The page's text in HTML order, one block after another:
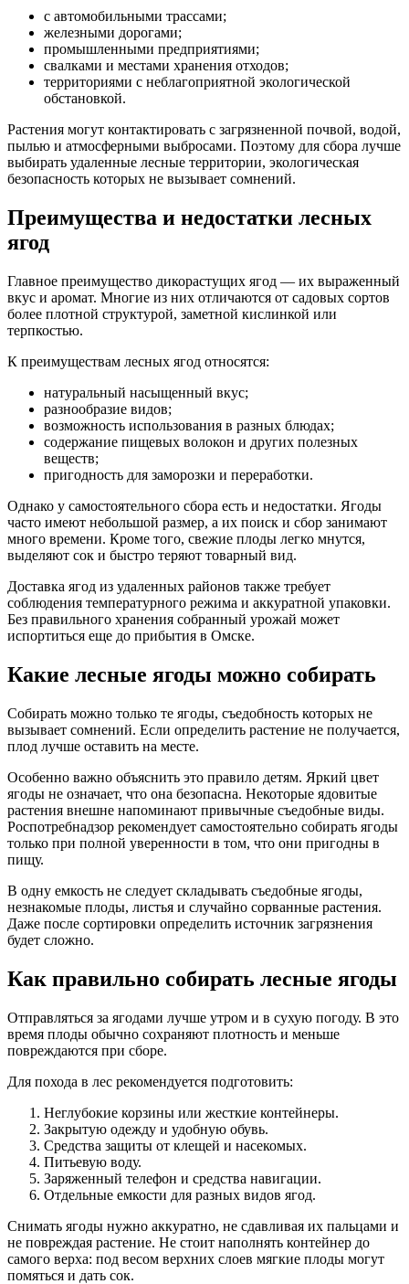
с автомобильными трассами;
железными дорогами;
промышленными предприятиями;
свалками и местами хранения отходов;
территориями с неблагоприятной экологической
обстановкой.
Растения могут контактировать с загрязненной почвой, водой,
пылью и атмосферными выбросами. Поэтому для сбора лучше
выбирать удаленные лесные территории, экологическая
безопасность которых не вызывает сомнений.
Преимущества и недостатки лесных
ягод
Главное преимущество дикорастущих ягод — их выраженный
вкус и аромат. Многие из них отличаются от садовых сортов
более плотной структурой, заметной кислинкой или
терпкостью.
К преимуществам лесных ягод относятся:
натуральный насыщенный вкус;
разнообразие видов;
возможность использования в разных блюдах;
содержание пищевых волокон и других полезных
веществ;
пригодность для заморозки и переработки.
Однако у самостоятельного сбора есть и недостатки. Ягоды
часто имеют небольшой размер, а их поиск и сбор занимают
много времени. Кроме того, свежие плоды легко мнутся,
выделяют сок и быстро теряют товарный вид.
Доставка ягод из удаленных районов также требует
соблюдения температурного режима и аккуратной упаковки.
Без правильного хранения собранный урожай может
испортиться еще до прибытия в Омске.
Какие лесные ягоды можно собирать
Собирать можно только те ягоды, съедобность которых не
вызывает сомнений. Если определить растение не получается,
плод лучше оставить на месте.
Особенно важно объяснить это правило детям. Яркий цвет
ягоды не означает, что она безопасна. Некоторые ядовитые
растения внешне напоминают привычные съедобные виды.
Роспотребнадзор рекомендует самостоятельно собирать ягоды
только при полной уверенности в том, что они пригодны в
пищу.
В одну емкость не следует складывать съедобные ягоды,
незнакомые плоды, листья и случайно сорванные растения.
Даже после сортировки определить источник загрязнения
будет сложно.
Как правильно собирать лесные ягоды
Отправляться за ягодами лучше утром и в сухую погоду. В это
время плоды обычно сохраняют плотность и меньше
повреждаются при сборе.
Для похода в лес рекомендуется подготовить:
Неглубокие корзины или жесткие контейнеры.
Закрытую одежду и удобную обувь.
Средства защиты от клещей и насекомых.
Питьевую воду.
Заряженный телефон и средства навигации.
Отдельные емкости для разных видов ягод.
Снимать ягоды нужно аккуратно, не сдавливая их пальцами и
не повреждая растение. Не стоит наполнять контейнер до
самого верха: под весом верхних слоев мягкие плоды могут
помяться и дать сок.